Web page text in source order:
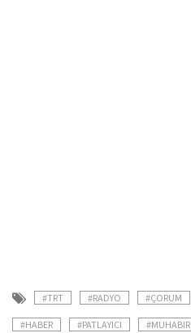
#TRT #RADYO #ÇORUM
#HABER #PATLAYICI #MUHABIR